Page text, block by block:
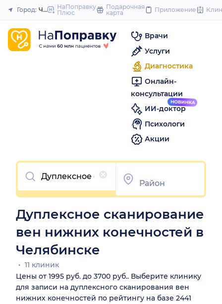
to
Закрыть
Город: ЧелябинскНаПоправку
Плюс
Подарочная
карта
Приложение
Врачи
Услуги
Диагностика
Онлайн-
консультации
ИИ-доктор
Психологи
Акции
Очистить
Дуплексное сканирование
вен нижних конечностей в
Челябинске
11 клиник
Цены от 1995 руб. до 3700 руб.. Выберите клинику
для записи на дуплексного сканирования вен
нижних конечностей по рейтингу на базе 2441